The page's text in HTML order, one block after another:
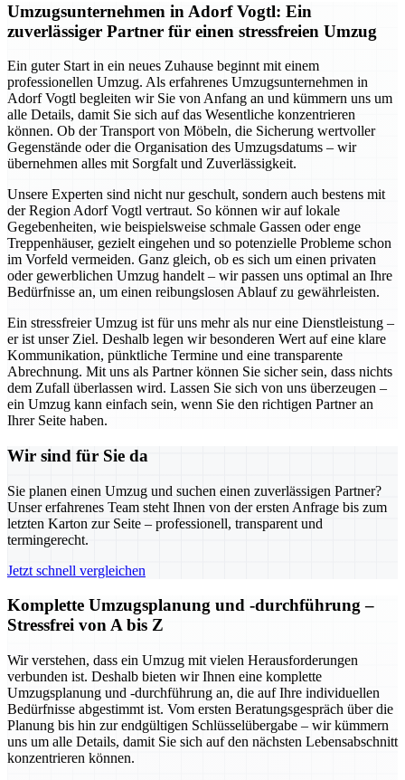
Umzugsunternehmen in Adorf Vogtl: Ein
zuverlässiger Partner für einen stressfreien Umzug
Ein guter Start in ein neues Zuhause beginnt mit einem
professionellen Umzug. Als erfahrenes Umzugsunternehmen in
Adorf Vogtl begleiten wir Sie von Anfang an und kümmern uns um
alle Details, damit Sie sich auf das Wesentliche konzentrieren
können. Ob der Transport von Möbeln, die Sicherung wertvoller
Gegenstände oder die Organisation des Umzugsdatums – wir
übernehmen alles mit Sorgfalt und Zuverlässigkeit.
Unsere Experten sind nicht nur geschult, sondern auch bestens mit
der Region Adorf Vogtl vertraut. So können wir auf lokale
Gegebenheiten, wie beispielsweise schmale Gassen oder enge
Treppenhäuser, gezielt eingehen und so potenzielle Probleme schon
im Vorfeld vermeiden. Ganz gleich, ob es sich um einen privaten
oder gewerblichen Umzug handelt – wir passen uns optimal an Ihre
Bedürfnisse an, um einen reibungslosen Ablauf zu gewährleisten.
Ein stressfreier Umzug ist für uns mehr als nur eine Dienstleistung –
er ist unser Ziel. Deshalb legen wir besonderen Wert auf eine klare
Kommunikation, pünktliche Termine und eine transparente
Abrechnung. Mit uns als Partner können Sie sicher sein, dass nichts
dem Zufall überlassen wird. Lassen Sie sich von uns überzeugen –
ein Umzug kann einfach sein, wenn Sie den richtigen Partner an
Ihrer Seite haben.
Wir sind für Sie da
Sie planen einen Umzug und suchen einen zuverlässigen Partner?
Unser erfahrenes Team steht Ihnen von der ersten Anfrage bis zum
letzten Karton zur Seite – professionell, transparent und
termingerecht.
Jetzt schnell vergleichen
Komplette Umzugsplanung und -durchführung –
Stressfrei von A bis Z
Wir verstehen, dass ein Umzug mit vielen Herausforderungen
verbunden ist. Deshalb bieten wir Ihnen eine komplette
Umzugsplanung und -durchführung an, die auf Ihre individuellen
Bedürfnisse abgestimmt ist. Vom ersten Beratungsgespräch über die
Planung bis hin zur endgültigen Schlüsselübergabe – wir kümmern
uns um alle Details, damit Sie sich auf den nächsten Lebensabschnitt
konzentrieren können.